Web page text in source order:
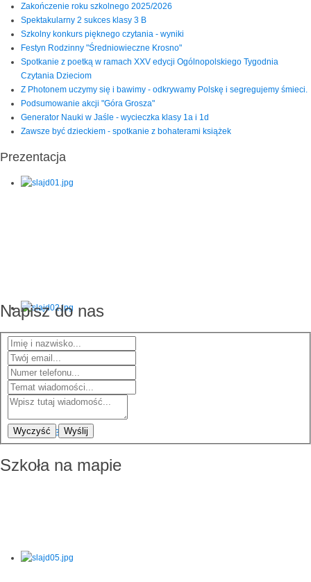
Zakończenie roku szkolnego 2025/2026
Spektakularny 2 sukces klasy 3 B
Szkolny konkurs pięknego czytania - wyniki
Festyn Rodzinny "Średniowieczne Krosno"
Spotkanie z poetką w ramach XXV edycji Ogólnopolskiego Tygodnia
Czytania Dzieciom
Z Photonem uczymy się i bawimy - odkrywamy Polskę i segregujemy śmieci.
Podsumowanie akcji "Góra Grosza"
Generator Nauki w Jaśle - wycieczka klasy 1a i 1d
Zawsze być dzieckiem - spotkanie z bohaterami książek
Prezentacja
Napisz do nas
Wyczyść Wyślij
Szkoła na mapie